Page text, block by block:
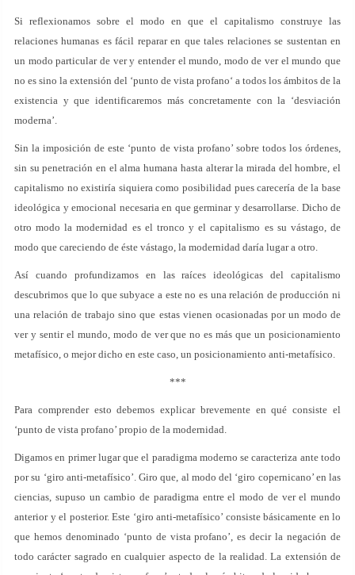
Si reflexionamos sobre el modo en que el capitalismo construye las
relaciones humanas es fácil reparar en que tales relaciones se sustentan en
un modo particular de ver y entender el mundo, modo de ver el mundo que
no es sino la extensión del ‘punto de vista profano‘ a todos los ámbitos de la
existencia y que identificaremos más concretamente con la ‘desviación
moderna’.
Sin la imposición de este ‘punto de vista profano’ sobre todos los órdenes,
sin su penetración en el alma humana hasta alterar la mirada del hombre, el
capitalismo no existiría siquiera como posibilidad pues carecería de la base
ideológica y emocional necesaria en que germinar y desarrollarse. Dicho de
otro modo la modernidad es el tronco y el capitalismo es su vástago, de
modo que careciendo de éste vástago, la modernidad daría lugar a otro.
Así cuando profundizamos en las raíces ideológicas del capitalismo
descubrimos que lo que subyace a este no es una relación de producción ni
una relación de trabajo sino que estas vienen ocasionadas por un modo de
ver y sentir el mundo, modo de ver que no es más que un posicionamiento
metafísico, o mejor dicho en este caso, un posicionamiento anti-metafísico.
***
Para comprender esto debemos explicar brevemente en qué consiste el
‘punto de vista profano’ propio de la modernidad.
Digamos en primer lugar que el paradigma moderno se caracteriza ante todo
por su ‘giro anti-metafísico’. Giro que, al modo del ‘giro copernicano’ en las
ciencias, supuso un cambio de paradigma entre el modo de ver el mundo
anterior y el posterior. Este ‘giro anti-metafísico’ consiste básicamente en lo
que hemos denominado ‘punto de vista profano’, es decir la negación de
todo carácter sagrado en cualquier aspecto de la realidad. La extensión de